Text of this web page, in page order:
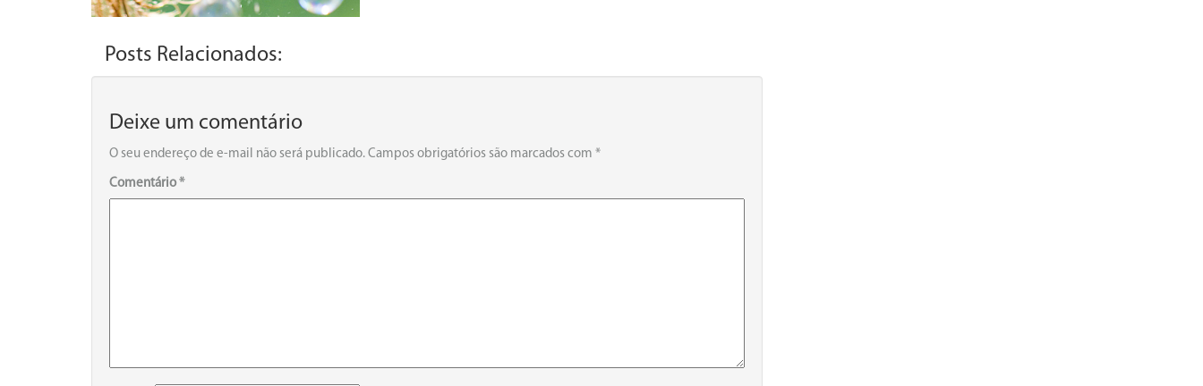
Posts Relacionados:
Deixe um comentário
O seu endereço de e-mail não será publicado. Campos obrigatórios são marcados com *
Comentário*